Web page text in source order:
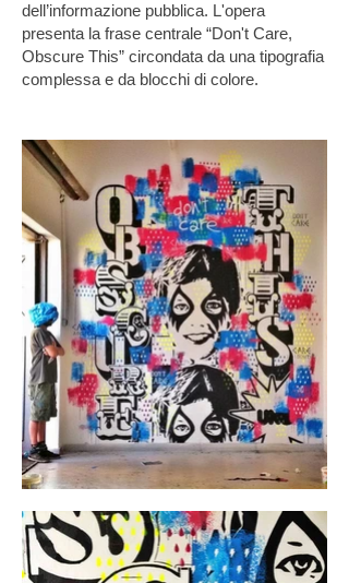
dell’informazione pubblica. L'opera
presenta la frase centrale “Don't Care,
Obscure This” circondata da una tipografia
complessa e da blocchi di colore.